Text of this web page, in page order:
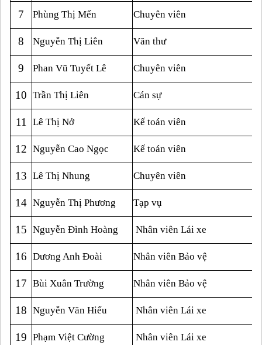
7 Phùng Thị Mến Chuyên viên
8 Nguyễn Thị Liên Văn thư
9 Phan Vũ Tuyết Lê Chuyên viên
10 Trần Thị Liên Cán sự
11 Lê Thị Nở Kế toán viên
12 Nguyễn Cao Ngọc Kế toán viên
13 Lê Thị Nhung Chuyên viên
14 Nguyễn Thị Phương Tạp vụ
15 Nguyễn Đình Hoàng Nhân viên Lái xe
16 Dương Anh Đoài Nhân viên Bảo vệ
17 Bùi Xuân Trường Nhân viên Bảo vệ
18 Nguyễn Văn Hiếu Nhân viên Lái xe
19 Phạm Việt Cường Nhân viên Lái xe